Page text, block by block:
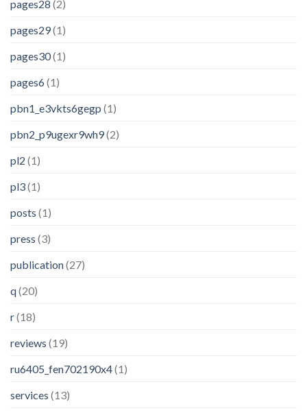
pages28 (2)
pages29(1)
pages30(1)
pages6(1)
pbn1_e3vkts6gegp (1)
pbn2_p9ugexr9wh9(2)
pl2 (1)
pl3(1)
posts (1)
press (3)
publication(27)
q(20)
r(18)
reviews (19)
ru6405_fen702190x4(1)
services (13)